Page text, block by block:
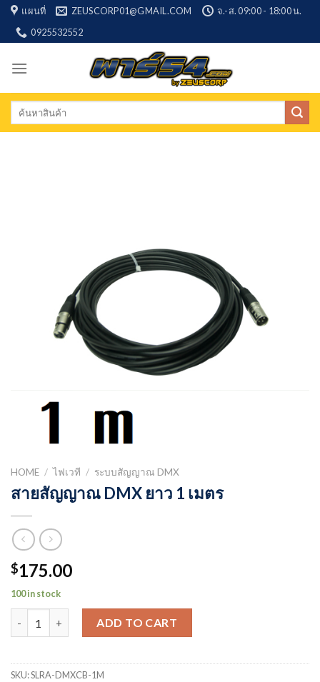
Skip
content
แผนที่ ZEUSCORP01@GMAIL.COM
จ.-ส. 09:00 - 18:00 น.
0925532552
Search
HOME / ไฟเวที / ระบบสัญญาณ DMX
สายสัญญาณ DMX ยาว 1 เมตร
$175.00
100 in stock
ADD TO CART
SKU:SLRA-DMXCB-1M